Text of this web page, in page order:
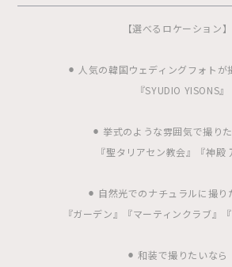
【選べるロケーション】
⚫︎ 人気の韓国ウェディングフォトが
『SYUDIO YISONS』
⚫︎ 挙式のような雰囲気で撮り
『聖タリアセン教会』『神殿
⚫︎ 自然光でのナチュラルに撮り
『ガーデン』『マーティンクラブ』『
⚫︎ 和装で撮りたいなら